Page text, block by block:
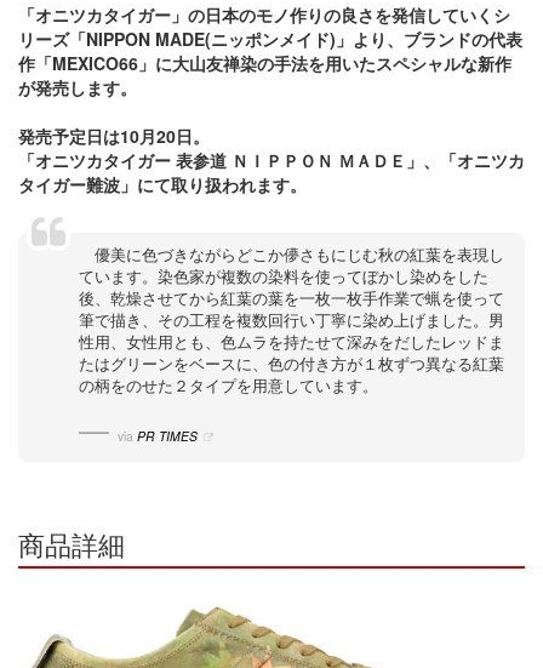
「オニツカタイガー」の日本のモノ作りの良さを発信していくシ
リーズ「NIPPON MADE(ニッポンメイド)」より、ブランドの代表
作「MEXICO66」に大山友禅染の手法を用いたスペシャルな新作
が発売します。
発売予定日は10月20日。
「オニツカタイガー 表参道 ＮＩＰＰＯＮ ＭＡＤＥ」、「オニツカ
タイガー難波」にて取り扱われます。
優美に色づきながらどこか儚さもにじむ秋の紅葉を表現し
ています。染色家が複数の染料を使ってぼかし染めをした
後、乾燥させてから紅葉の葉を一枚一枚手作業で蝋を使って
筆で描き、その工程を複数回行い丁寧に染め上げました。男
性用、女性用とも、色ムラを持たせて深みをだしたレッドま
たはグリーンをベースに、色の付き方が１枚ずつ異なる紅葉
の柄をのせた２タイプを用意しています。
via PR TIMES
商品詳細